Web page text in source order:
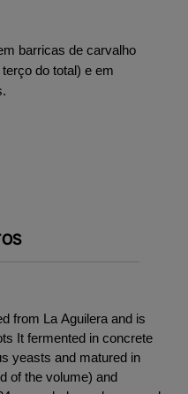
barricas de carvalho
do total) e em
from La Aguilera and is
It fermented in concrete
yeasts and matured in
of the volume) and